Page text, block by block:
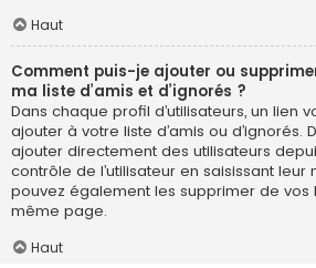
Haut
Comment puis-je ajouter ou
ma liste d’amis et d’ignorés ?
Dans chaque profil d’utilisateurs, un lien
ajouter à votre liste d’amis ou d’ignorés.
ajouter directement des utilisateurs
contrôle de l’utilisateur en saisissant leur
pouvez également les supprimer de vos
même page.
Haut